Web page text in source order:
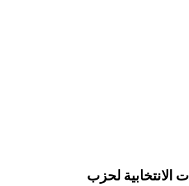
الانتخابية لحزب